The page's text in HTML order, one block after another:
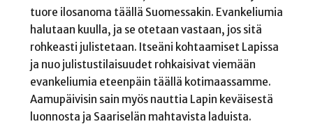
tuore ilosanoma täällä Suomessakin. Evankeliumia
halutaan kuulla, ja se otetaan vastaan, jos sitä
rohkeasti julistetaan. Itseäni kohtaamiset Lapissa
ja nuo julistustilaisuudet rohkaisivat viemään
evankeliumia eteenpäin täällä kotimaassamme.
Aamupäivisin sain myös nauttia Lapin keväisestä
luonnosta ja Saariselän mahtavista laduista.